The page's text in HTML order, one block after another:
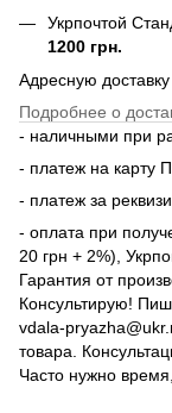
Укрпочтой
1200 грн.
Адресную
Подробнее о
- наличными при
- платеж на карту
- платеж за
- оплата при
20 грн + 2%),
Гарантия от
Консультирую!
vdala-
товара.
Часто нужно